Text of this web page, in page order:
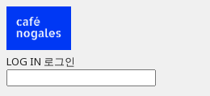
LOG IN 로그인